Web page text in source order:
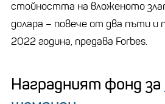
стойността на вложеното
долара – повече от два пъти и
2022 година, предава Forbes.
Наградният фонд за